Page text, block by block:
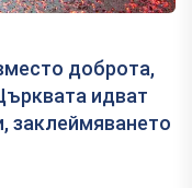
доброта,
идват
заклеймяването